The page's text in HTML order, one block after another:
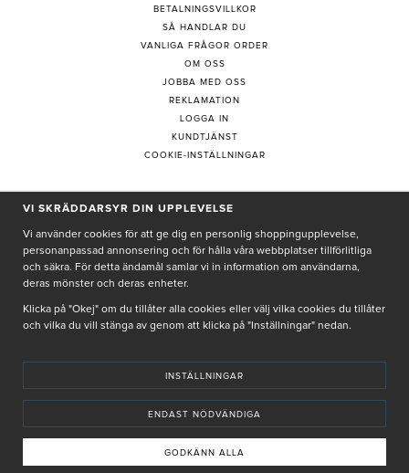
BETALNINGSVILLKOR
SÅ HANDLAR DU
VANLIGA FRÅGOR ORDER
OM OSS
JOBBA MED OSS
REKLAMATION
LOGGA IN
KUNDTJÄNST
COOKIE-INSTÄLLNINGAR
PRENUMERERA PÅ NYHETSBREV
Genom att ge min e-post, accepterar jag Seth och Sallyintegritetspolicy
De uppgifter du matar in kommer endast användas till våra nyhetsbrev.
INNEHÅLLET OCH REKOMMENDATIONERNA PÅ DENNA SIDA ÄR FRAMTAGNA OCH GRANSKADE
AV VÅRA AUKTORISERADE HUDTERAPEUTER.
VI SKRÄDDARSYR DIN UPPLEVELSE
Vi använder cookies för att ge dig en personlig shoppingupplevelse,
personanpassad annonsering och för hålla våra webbplatser tillförlitliga
och säkra. För detta ändamål samlar vi in information om användarna,
deras mönster och deras enheter.
Klicka på "Okej" om du tillåter alla cookies eller välj vilka cookies du tillåter
och vilka du vill stänga av genom att klicka på "Inställningar" nedan.
INSTÄLLNINGAR
ENDAST NÖDVÄNDIGA
GODKÄNN ALLA